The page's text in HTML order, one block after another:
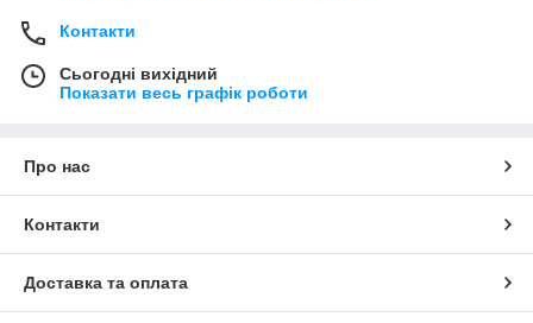
Контакти
Сьогодні вихідний
Показати весь графік роботи
Про нас
Контакти
Доставка та оплата